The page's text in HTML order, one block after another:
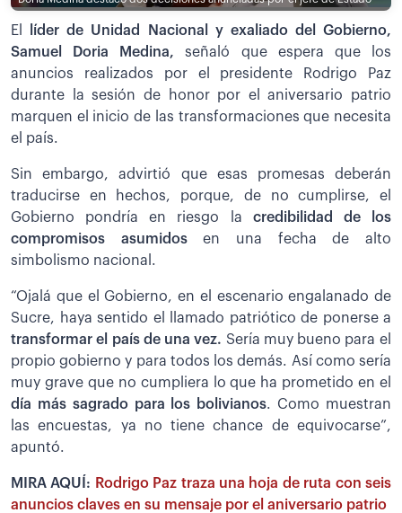
El
líder de Unidad Nacional y exaliado del Gobierno,
Samuel Doria Medina, señaló que espera que los
anuncios realizados por el presidente Rodrigo Paz
durante la sesión de honor por el aniversario patrio
marquen el inicio de las transformaciones que necesita
el país.
Sin embargo, advirtió que esas promesas deberán
traducirse en hechos, porque, de no cumplirse, el
Gobierno pondría en riesgo la credibilidad de los
compromisos asumidosen una fecha de alto
simbolismo nacional.
“Ojalá que el Gobierno, en el escenario engalanado de
Sucre, haya sentido el llamado patriótico de ponerse a
transformar el país de una vez. Sería muy bueno para el
propio gobierno y para todos los demás. Así como sería
muy grave que no cumpliera lo que ha prometido en el
día más sagrado para los bolivianos. Como muestran
las encuestas, ya no tiene chance de equivocarse”,
apuntó.
MIRA AQUÍ: Rodrigo Paz traza una hoja de ruta con seis
anuncios claves en su mensaje por el aniversario patrio